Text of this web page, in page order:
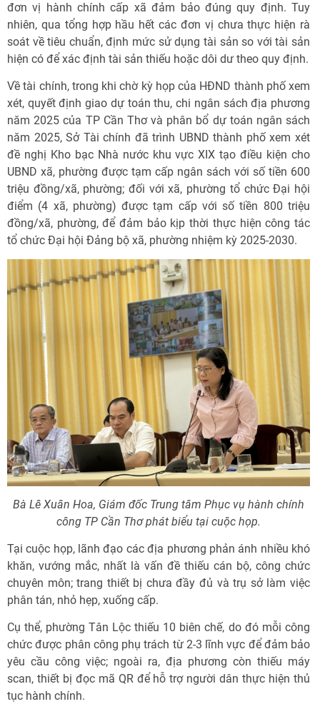
đơn vị hành chính cấp xã đảm bảo đúng quy định. Tuy
nhiên, qua tổng hợp hầu hết các đơn vị chưa thực hiện rà
soát về tiêu chuẩn, định mức sử dụng tài sản so với tài sản
hiện có để xác định tài sản thiếu hoặc dôi dư theo quy định.
Về tài chính, trong khi chờ kỳ họp của HĐND thành phố xem
xét, quyết định giao dự toán thu, chi ngân sách địa phương
năm 2025 của TP Cần Thơ và phân bổ dự toán ngân sách
năm 2025, Sở Tài chính đã trình UBND thành phố xem xét
đề nghị Kho bạc Nhà nước khu vực XIX tạo điều kiện cho
UBND xã, phường được tạm cấp ngân sách với số tiền 600
triệu đồng/xã, phường; đối với xã, phường tổ chức Đại hội
điểm (4 xã, phường) được tạm cấp với số tiền 800 triệu
đồng/xã, phường, để đảm bảo kịp thời thực hiện công tác
tổ chức Đại hội Đảng bộ xã, phường nhiệm kỳ 2025-2030.
Bà Lê Xuân Hoa, Giám đốc Trung tâm Phục vụ hành chính
công TP Cần Thơ phát biểu tại cuộc họp.
Tại cuộc họp, lãnh đạo các địa phương phản ánh nhiều khó
khăn, vướng mắc, nhất là vấn đề thiếu cán bộ, công chức
chuyên môn; trang thiết bị chưa đầy đủ và trụ sở làm việc
phân tán, nhỏ hẹp, xuống cấp.
Cụ thể, phường Tân Lộc thiếu 10 biên chế, do đó mỗi công
chức được phân công phụ trách từ 2-3 lĩnh vực để đảm bảo
yêu cầu công việc; ngoài ra, địa phương còn thiếu máy
scan, thiết bị đọc mã QR để hỗ trợ người dân thực hiện thủ
tục hành chính.